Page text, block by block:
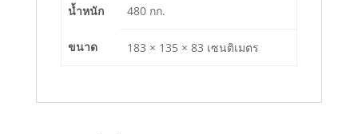
น้ำหนัก 480 กก.
ขนาด 183 × 135 × 83 เซนติเมตร